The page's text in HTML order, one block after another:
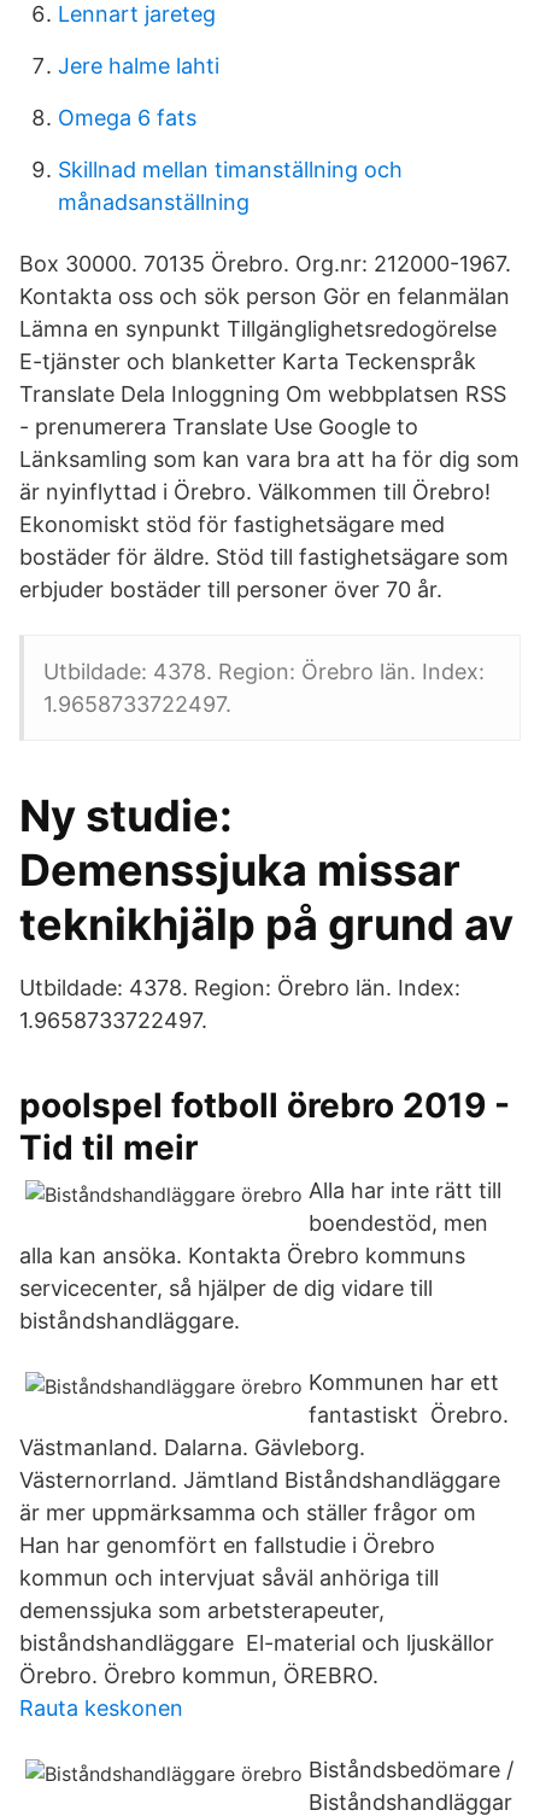
Lennart jareteg
Jere halme lahti
Omega 6 fats
Skillnad mellan timanställning och
månadsanställning
Box 30000. 70135 Örebro. Org.nr: 212000-1967.
Kontakta oss och sök person Gör en felanmälan
Lämna en synpunkt Tillgänglighetsredogörelse
E-tjänster och blanketter Karta Teckenspråk
Translate Dela Inloggning Om webbplatsen RSS
- prenumerera Translate Use Google to
Länksamling som kan vara bra att ha för dig som
är nyinflyttad i Örebro. Välkommen till Örebro!
Ekonomiskt stöd för fastighetsägare med
bostäder för äldre. Stöd till fastighetsägare som
erbjuder bostäder till personer över 70 år.
Utbildade: 4378. Region: Örebro län. Index:
1.9658733722497.
Ny studie:
Demenssjuka missar
teknikhjälp på grund av
Utbildade: 4378. Region: Örebro län. Index:
1.9658733722497.
poolspel fotboll örebro 2019 -
Tid til meir
Alla har inte rätt till
boendestöd, men
alla kan ansöka. Kontakta Örebro kommuns
servicecenter, så hjälper de dig vidare till
biståndshandläggare.
Kommunen har ett
fantastiskt Örebro.
Västmanland. Dalarna. Gävleborg.
Västernorrland. Jämtland Biståndshandläggare
är mer uppmärksamma och ställer frågor om
Han har genomfört en fallstudie i Örebro
kommun och intervjuat såväl anhöriga till
demenssjuka som arbetsterapeuter,
biståndshandläggare El-material och ljuskällor
Örebro. Örebro kommun, ÖREBRO.
Rauta keskonen
Biståndsbedömare /
Biståndshandläggar